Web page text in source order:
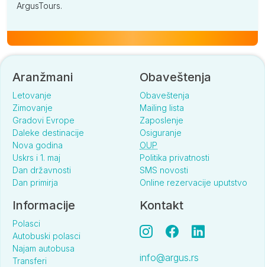
ArgusTours.
Aranžmani
Letovanje
Zimovanje
Gradovi Evrope
Daleke destinacije
Nova godina
Uskrs i 1. maj
Dan državnosti
Dan primirja
Obaveštenja
Obaveštenja
Mailing lista
Zaposlenje
Osiguranje
OUP
Politika privatnosti
SMS novosti
Online rezervacije uputstvo
Informacije
Polasci
Autobuski polasci
Najam autobusa
Transferi
Kontakt
info@argus.rs